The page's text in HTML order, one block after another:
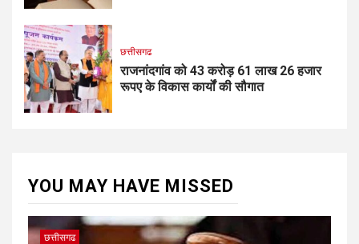
छत्तीसगढ
राजनांदगांव को 43 करोड़ 61 लाख 26 हजार
रूपए के विकास कार्यों की सौगात
YOU MAY HAVE MISSED
छत्तीसगढ